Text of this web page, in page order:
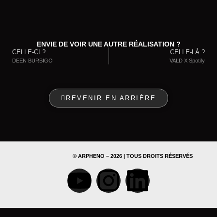
ENVIE DE VOIR UNE AUTRE RÉALISATION ?
CELLE-CI ?
DEEN BURBIGO
CELLE-LÀ ?
VALD X Spotify
REVENIR EN ARRIÈRE
© ARPHENO – 2026 | TOUS DROITS RÉSERVÉS